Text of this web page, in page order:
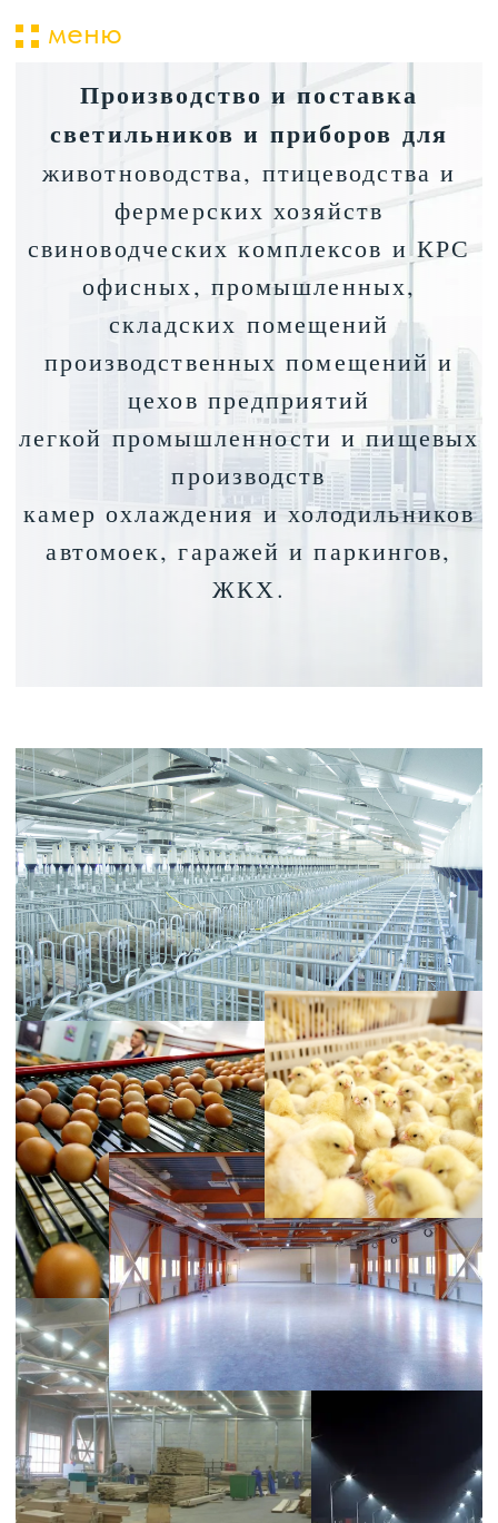
меню
Производство и поставка
светильников и приборов для
животноводства, птицеводства и
фермерских хозяйств
свиноводческих комплексов и КРС
офисных, промышленных,
складских помещений
производственных помещений и
цехов предприятий
производств
камер охлаждения и холодильников
автомоек, гаражей и паркингов,
СТАТЬ ПАТНЕРОМ